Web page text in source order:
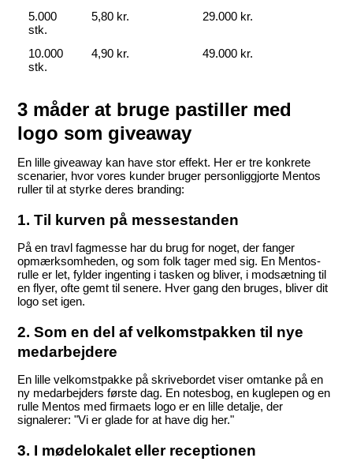
5.000
stk.
5,80 kr. 29.000 kr.
10.000
stk.
4,90 kr. 49.000 kr.
3 måder at bruge pastiller med
logo som giveaway
En lille giveaway kan have stor effekt. Her er tre konkrete
scenarier, hvor vores kunder bruger personliggjorte Mentos
ruller til at styrke deres branding:
1. Til kurven på messestanden
På en travl fagmesse har du brug for noget, der fanger
opmærksomheden, og som folk tager med sig. En Mentos-
rulle er let, fylder ingenting i tasken og bliver, i modsætning til
en flyer, ofte gemt til senere. Hver gang den bruges, bliver dit
logo set igen.
2. Som en del af velkomstpakken til nye
medarbejdere
En lille velkomstpakke på skrivebordet viser omtanke på en
ny medarbejders første dag. En notesbog, en kuglepen og en
rulle Mentos med firmaets logo er en lille detalje, der
signalerer: "Vi er glade for at have dig her."
3. I mødelokalet eller receptionen